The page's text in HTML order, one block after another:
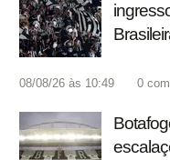
08/08/26 às 10:49 0